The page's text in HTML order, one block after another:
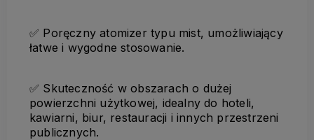
✅ Poręczny atomizer typu mist, umożliwiający
łatwe i wygodne stosowanie.
✅ Skuteczność w obszarach o dużej
powierzchni użytkowej, idealny do hoteli,
kawiarni, biur, restauracji i innych przestrzeni
publicznych.